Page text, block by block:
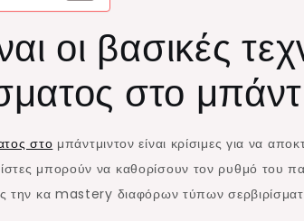
οι βασικές
στο
στο μπάντμιντον είναι κρίσιμες για να
μπορούν να καθορίσουν τον ρυθμό του
την κα mastery διαφόρων τύπων